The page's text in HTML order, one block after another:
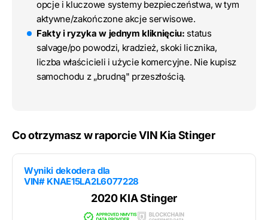
opcje i kluczowe systemy bezpieczeństwa, w tym
aktywne/zakończone akcje serwisowe.
Fakty i ryzyka w jednym kliknięciu: status
salvage/po powodzi, kradzież, skoki licznika,
liczba właścicieli i użycie komercyjne. Nie kupisz
samochodu z „brudną" przeszłością.
Co otrzymasz w raporcie VIN Kia Stinger
Wyniki dekodera dla
VIN# KNAE15LA2L6077228
2020 KIA Stinger